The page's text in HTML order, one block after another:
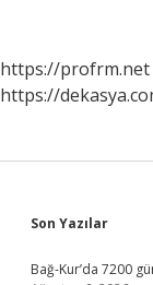
https://profrm.net
https://
Son Yazılar
Bağ-Kur’da 7200